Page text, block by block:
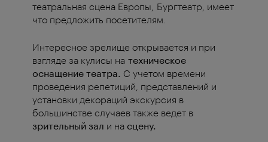
театральная сцена Европы, Бургтеатр, имеет
что предложить посетителям.
Интересное зрелище открывается и при
взгляде за кулисы на техническое
оснащение театра. С учетом времени
проведения репетиций, представлений и
установки декораций экскурсия в
большинстве случаев также ведет в
зрительный зал и на сцену.